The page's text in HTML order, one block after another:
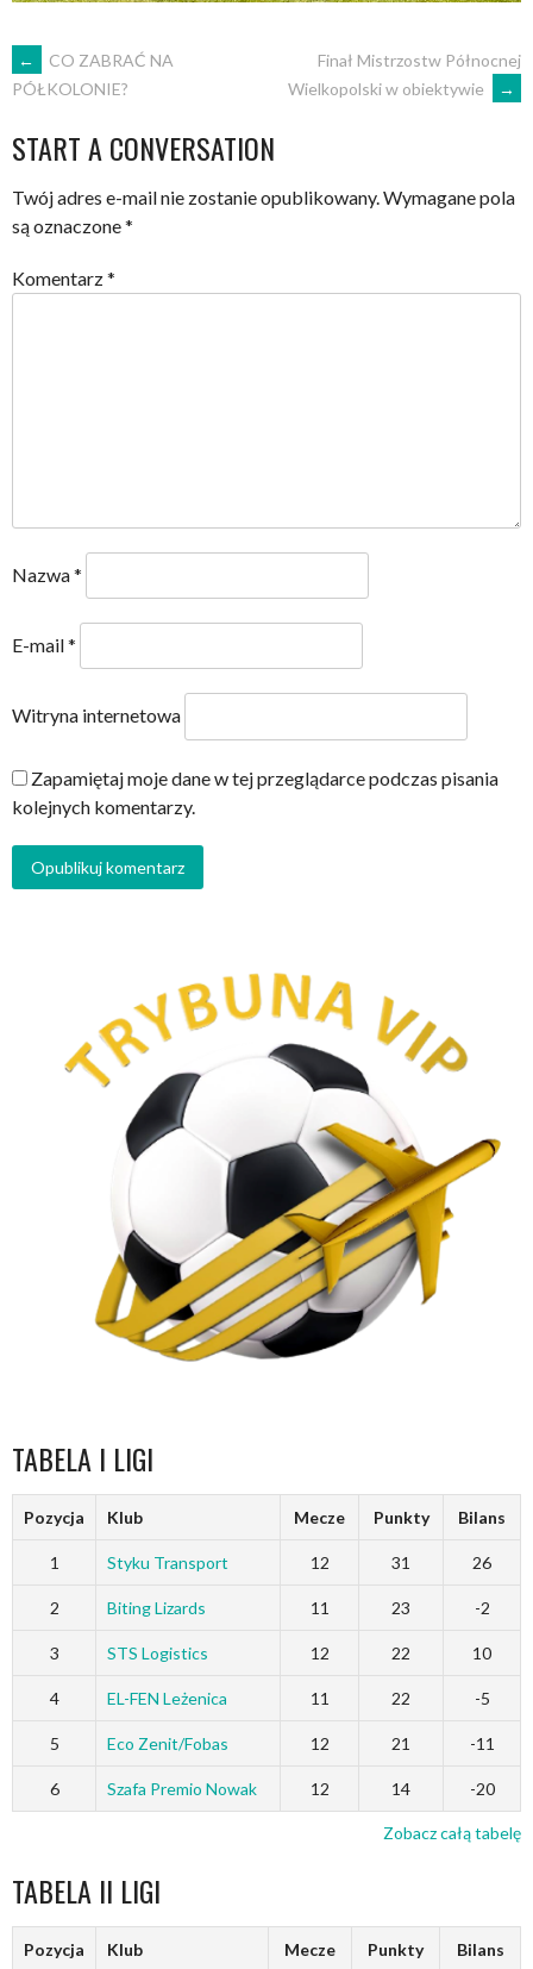
POST
NAVIGATION
←
CO ZABRAĆ NA
PÓŁKOLONIE?
Finał Mistrzostw Północnej
Wielkopolski w obiektywie
→
START A CONVERSATION
Twój adres e-mail nie zostanie opublikowany.Wymagane pola
są oznaczone*
Komentarz*
Nazwa*
E-mail*
Witryna internetowa
Zapamiętaj moje dane w tej przeglądarce podczas pisania
kolejnych komentarzy.
TABELA I LIGI
Pozycja Klub Mecze Punkty Bilans
1 Styku Transport 12 31 26
2 Biting Lizards 11 23 -2
3 STS Logistics 12 22 10
4 EL-FEN Leżenica 11 22 -5
5 Eco Zenit/Fobas 12 21 -11
6 Szafa Premio Nowak 12 14 -20
Zobacz całą tabelę
TABELA II LIGI
Pozycja Klub Mecze Punkty Bilans